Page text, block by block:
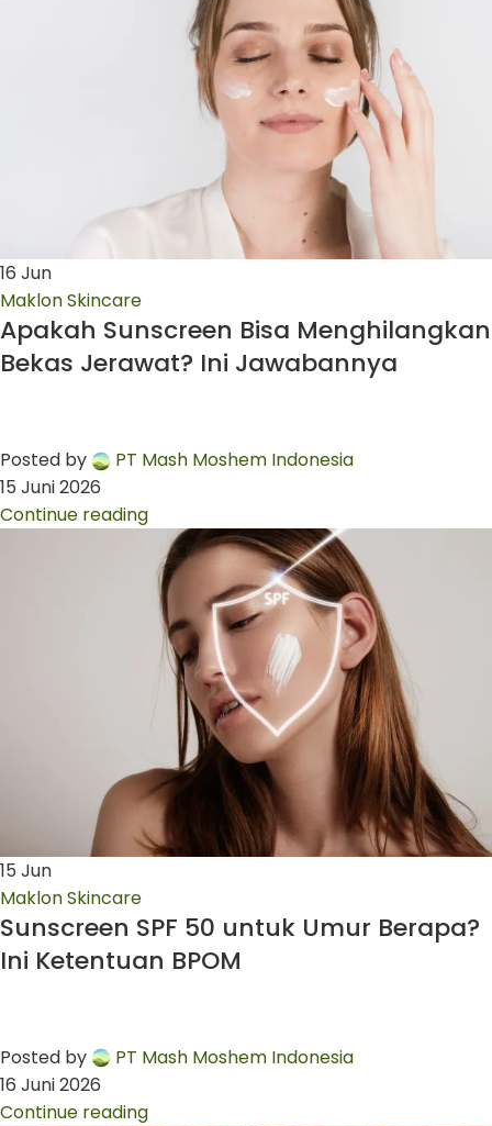
16 Jun
Maklon Skincare
Apakah Sunscreen Bisa Menghilangkan
Bekas Jerawat? Ini Jawabannya
Posted by
PT Mash Moshem Indonesia
15 Juni 2026
Continue reading
15 Jun
Maklon Skincare
Sunscreen SPF 50 untuk Umur Berapa?
Ini Ketentuan BPOM
Posted by
PT Mash Moshem Indonesia
16 Juni 2026
Continue reading